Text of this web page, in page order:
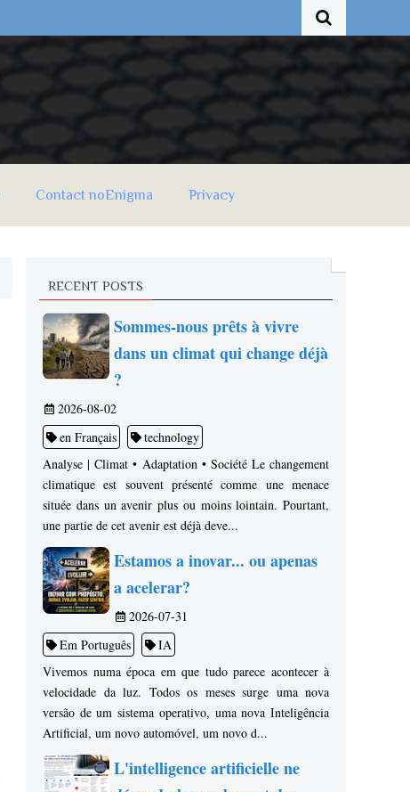
Contact noEnigma Privacy
RECENT POSTS
Sommes-nous prêts à vivre
dans un climat qui change déjà
?
2026-08-02
en Français
technology
Analyse | Climat • Adaptation • Société Le changement
climatique est souvent présenté comme une menace
située dans un avenir plus ou moins lointain. Pourtant,
une partie de cet avenir est déjà deve...
Estamos a inovar... ou apenas
a acelerar?
2026-07-31
Em Português
IA
Vivemos numa época em que tudo parece acontecer à
velocidade da luz. Todos os meses surge uma nova
versão de um sistema operativo, uma nova Inteligência
Artificial, um novo automóvel, um novo d...
L'intelligence artificielle ne